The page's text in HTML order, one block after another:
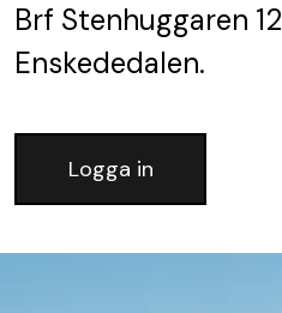
Brf Stenhuggaren 12
Enskededalen.
Logga in